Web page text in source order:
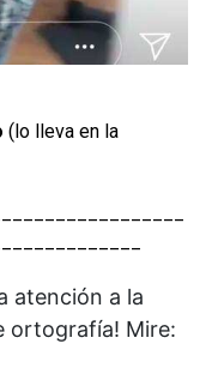
(lo lleva en la
atención a la
ortografía! Mire: